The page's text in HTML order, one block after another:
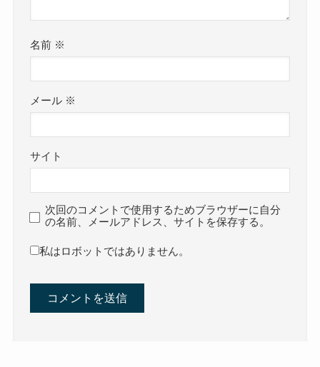
名前 ※
メール ※
サイト
次回のコメントで使用するためブラウザーに自分
の名前、メールアドレス、サイトを保存する。
私はロボットではありません。